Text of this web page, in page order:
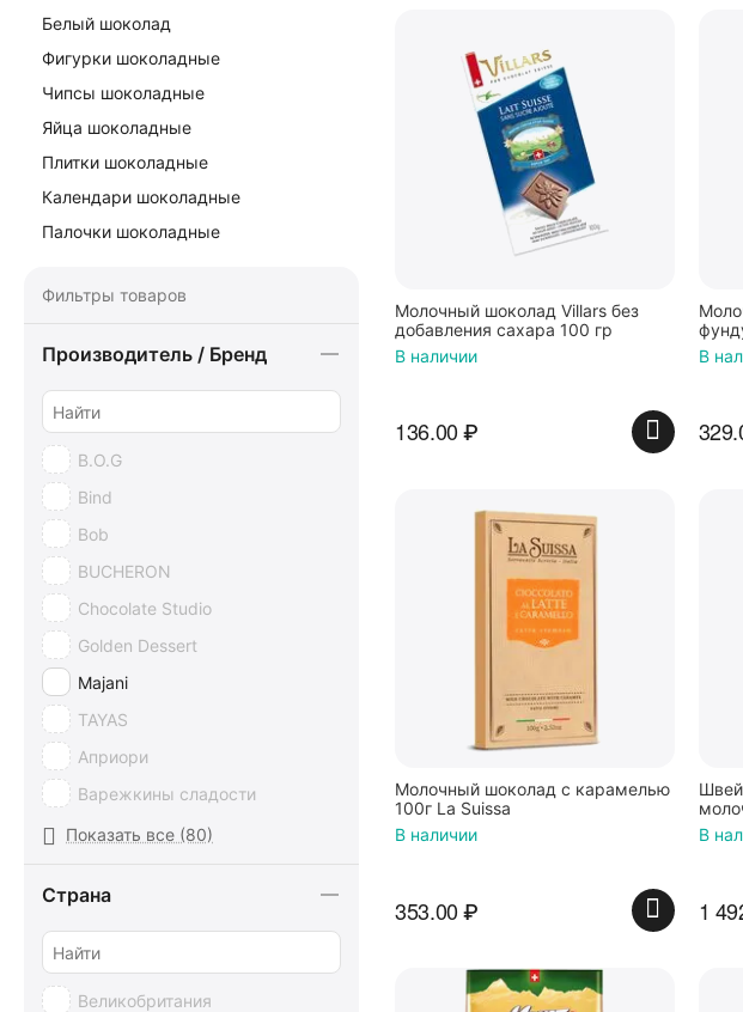
Молочный шоколад Villars без
добавления сахара 100 гр
В наличии
136.00₽
В
Молочный шоколад с карамелью
100г La Suissa
В наличии
353.00₽
В
1
Белый шоколад
Фигурки шоколадные
Чипсы шоколадные
Яйца шоколадные
Плитки шоколадные
Календари шоколадные
Палочки шоколадные
Фильтры товаров
Производитель / Бренд
B.O.G
Bind
Bob
BUCHERON
Chocolate Studio
Golden Dessert
Majani
TAYAS
Априори
Варежкины сладости
Красный октябрь
Aero (Nestle)
Ameri
Показать все (80)
Страна
Великобритания